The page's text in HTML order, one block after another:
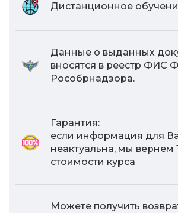
Дистанционное
Данные о выданных
вносятся в реестр ФИС
Рособрнадзора.
Гарантия:
если информация для
неактуальна, мы вернем
стоимости курса
Можете получить